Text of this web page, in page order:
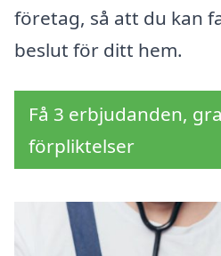
företag, så att du kan
beslut för ditt hem.
Få 3 erbjudanden,
förpliktelser